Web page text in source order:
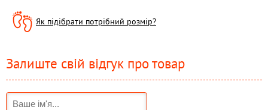
Як підібрати потрібний розмір?
Залиште свій відгук про товар